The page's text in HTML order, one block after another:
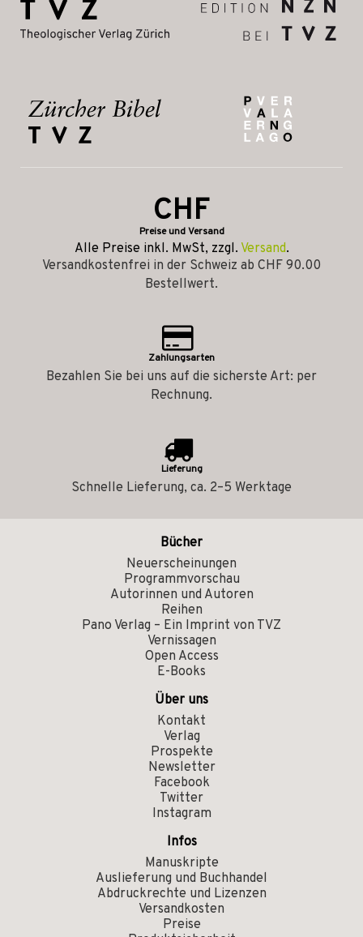
CHF
Preise und Versand
Alle Preise inkl. MwSt, zzgl. Versand.
Versandkostenfrei in der Schweiz ab CHF 90.00
Bestellwert.
Zahlungsarten
Bezahlen Sie bei uns auf die sicherste Art: per
Rechnung.
Lieferung
Schnelle Lieferung, ca. 2–5 Werktage
Bücher
Neuerscheinungen
Programmvorschau
Autorinnen und Autoren
Reihen
Pano Verlag – Ein Imprint von TVZ
Vernissagen
Open Access
E-Books
Über uns
Kontakt
Verlag
Prospekte
Newsletter
Facebook
Twitter
Instagram
Infos
Manuskripte
Auslieferung und Buchhandel
Abdruckrechte und Lizenzen
Versandkosten
Preise